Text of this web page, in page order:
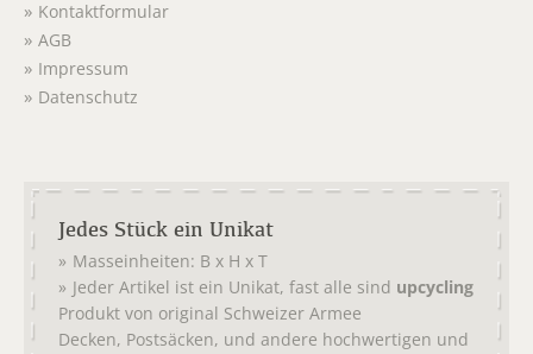
Kontaktformular
AGB
Impressum
Datenschutz
Jedes Stück ein Unikat
Masseinheiten: B x H x T
Jeder Artikel ist ein Unikat, fast alle sind upcycling
Produkt von original Schweizer Armee
Decken, Postsäcken, und andere hochwertigen und